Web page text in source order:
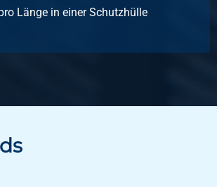
lasergeschw 14x1,5 K320 ungeglüht
2,827
Länge in einer Schutzhülle